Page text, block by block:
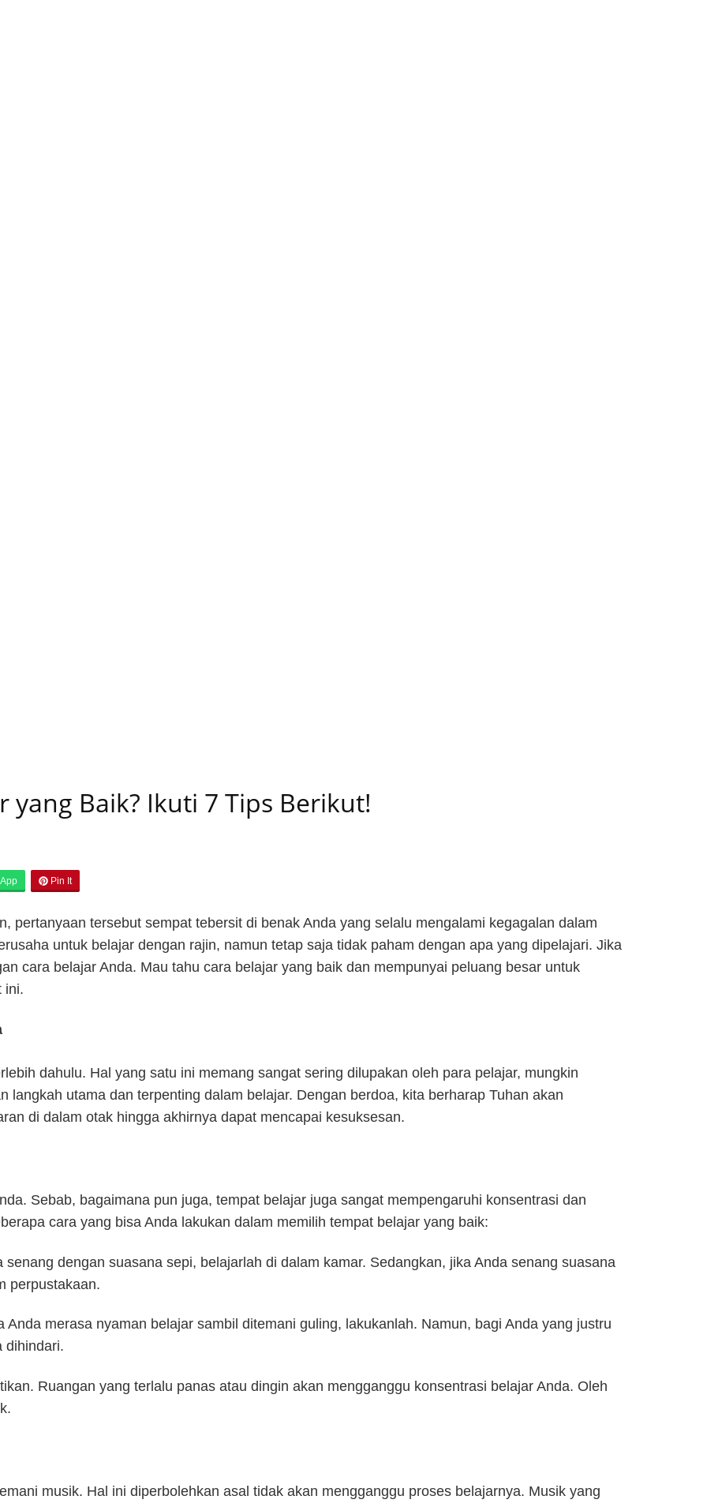
yang Baik? Ikuti 7 Tips Berikut!
Pin It
pertanyaan tersebut sempat tebersit di benak Anda yang selalu mengalami kegagalan dalam
untuk belajar dengan rajin, namun tetap saja tidak paham dengan apa yang dipelajari. Jika
cara belajar Anda. Mau tahu cara belajar yang baik dan mempunyai peluang besar untuk
ini.
dahulu. Hal yang satu ini memang sangat sering dilupakan oleh para pelajar, mungkin
langkah utama dan terpenting dalam belajar. Dengan berdoa, kita berharap Tuhan akan
di dalam otak hingga akhirnya dapat mencapai kesuksesan.
Sebab, bagaimana pun juga, tempat belajar juga sangat mempengaruhi konsentrasi dan
cara yang bisa Anda lakukan dalam memilih tempat belajar yang baik:
dengan suasana sepi, belajarlah di dalam kamar. Sedangkan, jika Anda senang suasana
perpustakaan.
merasa nyaman belajar sambil ditemani guling, lakukanlah. Namun, bagi Anda yang justru
dihindari.
Ruangan yang terlalu panas atau dingin akan mengganggu konsentrasi belajar Anda. Oleh
musik. Hal ini diperbolehkan asal tidak akan mengganggu proses belajarnya. Musik yang